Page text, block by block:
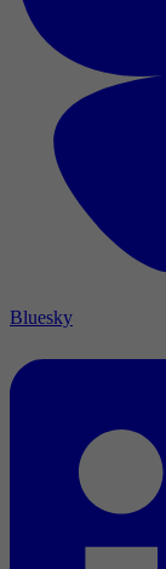
Bluesky